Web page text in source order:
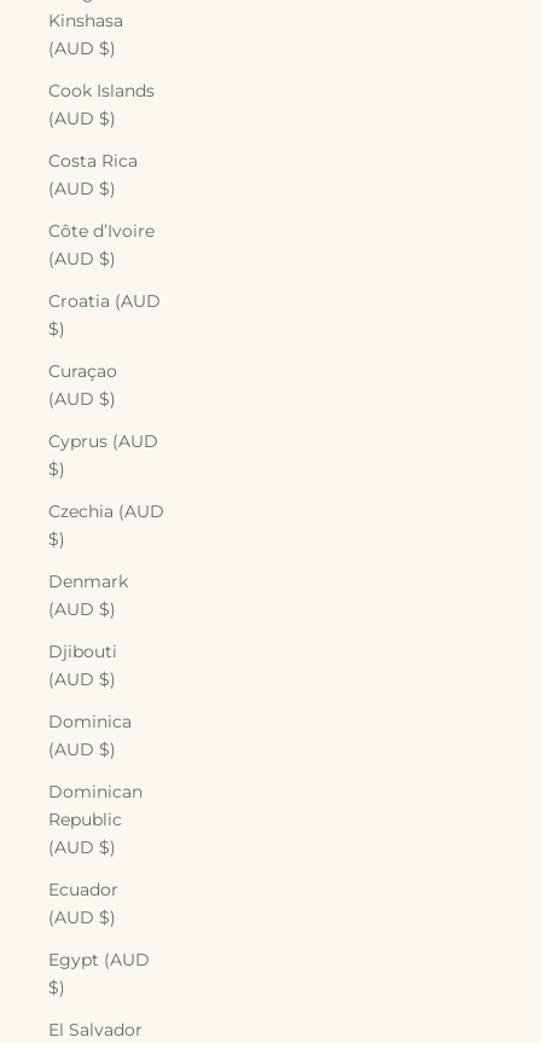
Kinshasa
(AUD $)
Cook Islands
(AUD $)
Costa Rica
(AUD $)
Côte d’Ivoire
(AUD $)
Croatia (AUD
$)
Curaçao
(AUD $)
Cyprus (AUD
$)
Czechia (AUD
$)
Denmark
(AUD $)
Djibouti
(AUD $)
Dominica
(AUD $)
Dominican
Republic
(AUD $)
Ecuador
(AUD $)
Egypt (AUD
$)
El Salvador